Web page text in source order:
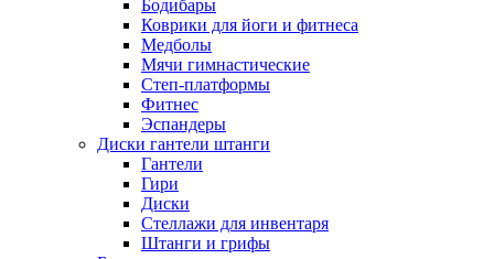
Бодибары
Коврики для йоги и фитнеса
Медболы
Мячи гимнастические
Степ-платформы
Фитнес
Эспандеры
Диски гантели штанги
Гантели
Гири
Диски
Стеллажи для инвентаря
Штанги и грифы